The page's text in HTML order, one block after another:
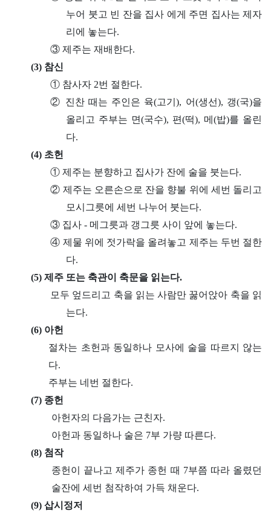
누어 붓고 빈 잔을 집사 에게 주면 집사는 제자
리에 놓는다.
③ 제주는 재배한다.
(3) 참신
① 참사자 2번 절한다.
② 진찬 때는 주인은 육(고기), 어(생선), 갱(국)을
올리고 주부는 면(국수), 편(떡), 메(밥)를 올린
다.
(4) 초헌
① 제주는 분향하고 집사가 잔에 술을 붓는다.
② 제주는 오른손으로 잔을 향불 위에 세번 돌리고
모시그릇에 세번 나누어 붓는다.
③ 집사 - 메그릇과 갱그릇 사이 앞에 놓는다.
④ 제물 위에 젓가락을 올려놓고 제주는 두번 절한
다.
(5) 제주 또는 축관이 축문을 읽는다.
모두 엎드리고 축을 읽는 사람만 꿇어앉아 축을 읽
는다.
(6) 아헌
절차는 초헌과 동일하나 모사에 술을 따르지 않는
다.
주부는 네번 절한다.
(7) 종헌
아헌자의 다음가는 근친자.
아헌과 동일하나 술은 7부 가량 따른다.
(8) 첨작
종헌이 끝나고 제주가 종헌 때 7부쯤 따라 올렸던
술잔에 세번 첨작하여 가득 채운다.
(9) 삽시정저